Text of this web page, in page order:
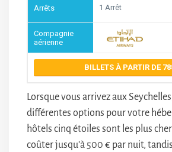
1 Arrêt
BILLETS À PARTIR DE
Lorsque vous arrivez aux
différentes options pour votre
hôtels cinq étoiles sont les plus
coûter jusqu’à 500 € par nuit,